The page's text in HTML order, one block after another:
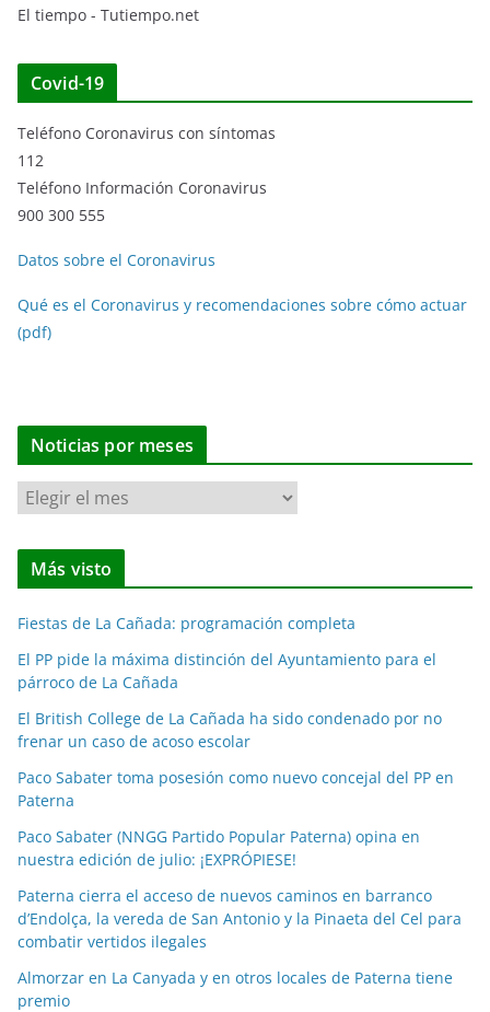
El tiempo - Tutiempo.net
Covid-19
Teléfono Coronavirus con síntomas
112
Teléfono Información Coronavirus
900 300 555
Datos sobre el Coronavirus
Qué es el Coronavirus y recomendaciones sobre cómo actuar
(pdf)
Noticias por meses
N
o
t
i
a
s
p
o
m
s
s
Más visto
Fiestas de La Cañada: programación completa
El PP pide la máxima distinción del Ayuntamiento para el
párroco de La Cañada
El British College de La Cañada ha sido condenado por no
frenar un caso de acoso escolar
Paco Sabater toma posesión como nuevo concejal del PP en
Paterna
Paco Sabater (NNGG Partido Popular Paterna) opina en
nuestra edición de julio: ¡EXPRÓPIESE!
Paterna cierra el acceso de nuevos caminos en barranco
d’Endolça, la vereda de San Antonio y la Pinaeta del Cel para
combatir vertidos ilegales
Almorzar en La Canyada y en otros locales de Paterna tiene
premio